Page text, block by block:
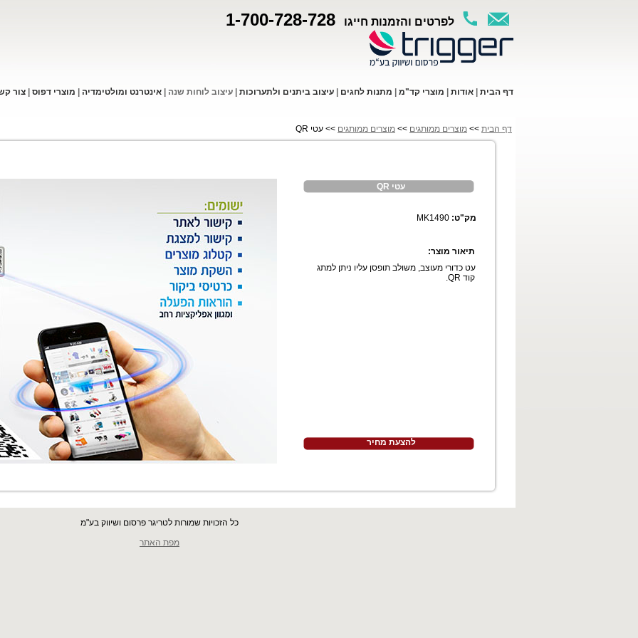
לפרטים והזמנות חייגו 1-700-728-728
דף הבית אודות מוצרי קד"מ מתנות לחגים עיצוב ביתנים ולתערוכות עיצוב לוחות שנה אינטרנט ומולטימדיה מוצרי דפוס צור
דף הבית >> מוצרים ממותגים >> מוצרים ממותגים >> עטי QR
עטי QR
מק"ט: MK1490
תיאור מוצר:
עט כדורי מעוצב, משולב תופסן עליו ניתן למתג
קוד QR.
להצעת מחיר
כל הזכויות שמורות לטריגר פרסום ושיווק בע"מ
מפת האתר